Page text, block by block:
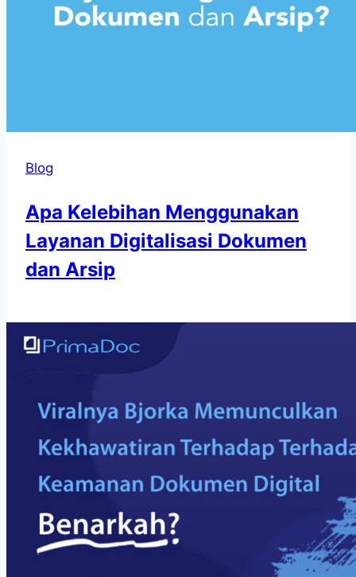
Blog
Apa Kelebihan Menggunakan
Layanan Digitalisasi Dokumen
dan Arsip